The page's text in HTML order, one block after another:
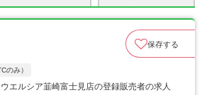
保存する
のみ）
エルシア韮崎富士見店の登録販売者の求人